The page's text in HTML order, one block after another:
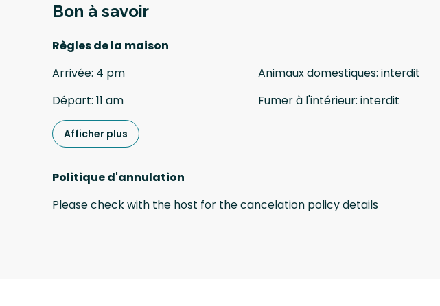
Bon à savoir
Règles de la maison
Arrivée: 4 pm
Départ: 11 am
Animaux domestiques: interdit
Fumer à l'intérieur: interdit
Afficher plus
Politique d'annulation
Please check with the host for the cancelation policy details